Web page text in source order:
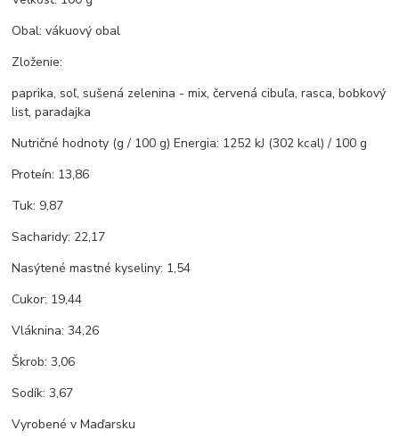
Obal: vákuový obal
Zloženie:
paprika, soľ, sušená zelenina - mix, červená cibuľa, rasca, bobkový
list, paradajka
Nutričné hodnoty (g / 100 g) Energia: 1252 kJ (302 kcal) / 100 g
Proteín: 13,86
Tuk: 9,87
Sacharidy: 22,17
Nasýtené mastné kyseliny: 1,54
Cukor: 19,44
Vláknina: 34,26
Škrob: 3,06
Sodík: 3,67
Vyrobené v Maďarsku